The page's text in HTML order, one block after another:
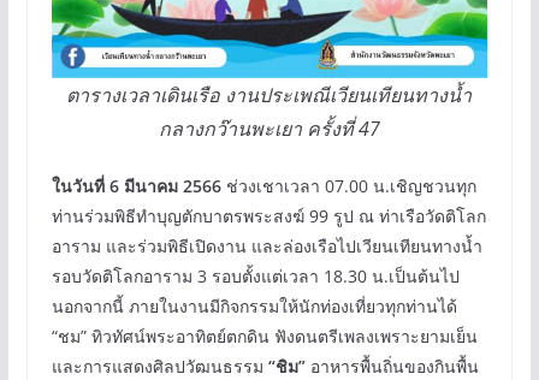
ตารางเวลาเดินเรือ งานประเพณีเวียนเทียนทางน้ำ
กลางกว๊านพะเยา ครั้งที่ 47
ในวันที่ 6 มีนาคม 2566ช่วงเชาเวลา 07.00 น.เชิญชวนทุก
ท่านร่วมพิธีทำบุญตักบาตรพระสงฆ์ 99 รูป ณ ท่าเรือวัดติโลก
อาราม และร่วมพิธีเปิดงาน และล่องเรือไปเวียนเทียนทางน้ำ
รอบวัดติโลกอาราม 3 รอบตั้งแต่เวลา 18.30 น.เป็นต้นไป
นอกจากนี้ ภายในงานมีกิจกรรมให้นักท่องเที่ยวทุกท่านได้
“ชม” ทิวทัศน์พระอาทิตย์ตกดิน ฟังดนตรีเพลงเพราะยามเย็น
และการแสดงศิลปวัฒนธรรม “ชิม”อาหารพื้นถิ่นของกินพื้น